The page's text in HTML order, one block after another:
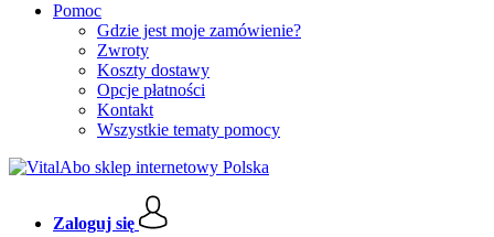
Pomoc
Gdzie jest moje zamówienie?
Zwroty
Koszty dostawy
Opcje płatności
Kontakt
Wszystkie tematy pomocy
Zaloguj się